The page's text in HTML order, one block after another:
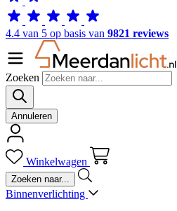
4.4 van 5 op basis van 9821 reviews
Zoeken
Annuleren
Winkelwagen
Binnenverlichting